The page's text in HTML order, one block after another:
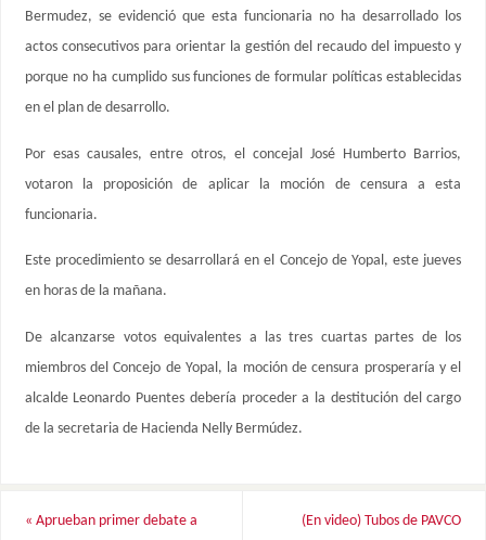
Bermudez, se evidenció que esta funcionaria no ha desarrollado los
actos consecutivos para orientar la gestión del recaudo del impuesto y
porque no ha cumplido sus funciones de formular políticas establecidas
en el plan de desarrollo.
Por esas causales, entre otros, el concejal José Humberto Barrios,
votaron la proposición de aplicar la moción de censura a esta
funcionaria.
Este procedimiento se desarrollará en el Concejo de Yopal, este jueves
en horas de la mañana.
De alcanzarse votos equivalentes a las tres cuartas partes de los
miembros del Concejo de Yopal, la moción de censura prosperaría y el
alcalde Leonardo Puentes debería proceder a la destitución del cargo
de la secretaria de Hacienda Nelly Bermúdez.
« Aprueban primer debate a
(En video) Tubos de PAVCO